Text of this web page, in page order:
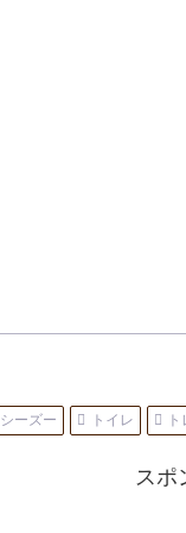
シーズー トイレ
スポ